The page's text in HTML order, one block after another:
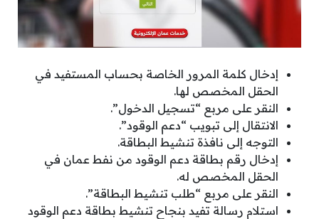
إدخال كلمة المرور الخاصة بحساب المستفيد في
الحقل المخصص لها.
النقر على مربع “تسجيل الدخول”.
الانتقال إلى تبويب “دعم الوقود”.
التوجه إلى نافذة تنشيط البطاقة.
إدخال رقم بطاقة دعم الوقود من نفط عمان في
الحقل المخصص له.
النقر على مربع “طلب تنشيط البطاقة”.
استلام رسالة تفيد بنجاح تنشيط بطاقة دعم الوقود